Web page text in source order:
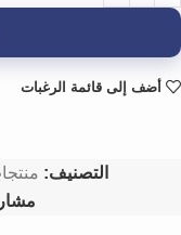
أضف إلى قائمة الرغبات
التصنيف: